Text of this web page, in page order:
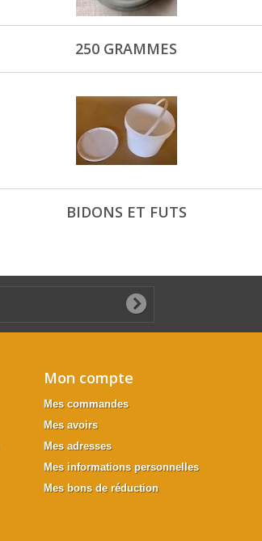
250 GRAMMES
BIDONS ET FUTS
Mon compte
Mes commandes
Mes avoirs
Mes adresses
Mes informations personnelles
Mes bons de réduction